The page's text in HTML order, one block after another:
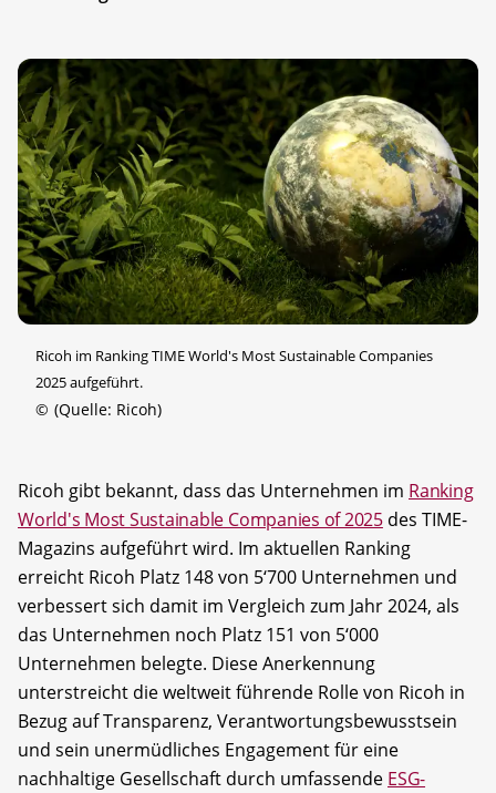
Ricoh im Ranking TIME World's Most Sustainable Companies
2025 aufgeführt.
© (Quelle: Ricoh)
Ricoh gibt bekannt, dass das Unternehmen im Ranking
World's Most Sustainable Companies of 2025des TIME-
Magazins aufgeführt wird. Im aktuellen Ranking
erreicht Ricoh Platz 148 von 5‘700 Unternehmen und
verbessert sich damit im Vergleich zum Jahr 2024, als
das Unternehmen noch Platz 151 von 5‘000
Unternehmen belegte. Diese Anerkennung
unterstreicht die weltweit führende Rolle von Ricoh in
Bezug auf Transparenz, Verantwortungsbewusstsein
und sein unermüdliches Engagement für eine
nachhaltige Gesellschaft durch umfassende ESG-